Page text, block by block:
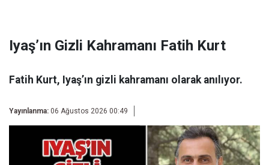
Iyaş’ın Gizli Kahramanı Fatih Kurt
Fatih Kurt, Iyaş’ın gizli kahramanı olarak anılıyor.
Yayınlanma: 06 Ağustos 2026 00:49